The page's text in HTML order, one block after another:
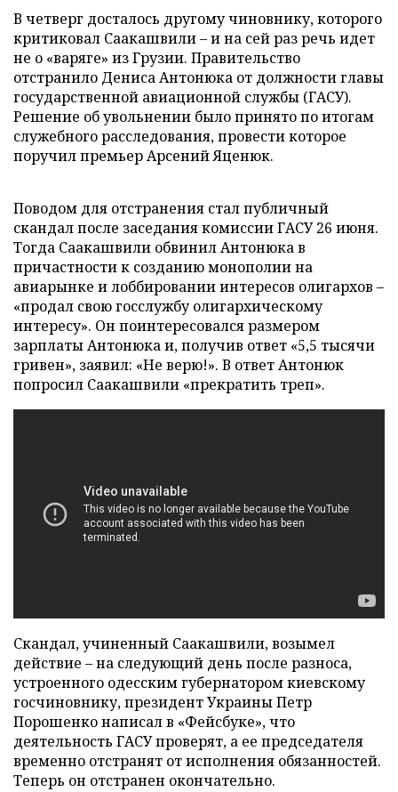
В четверг досталось другому чиновнику, которого
критиковал Саакашвили – и на сей раз речь идет
не о «варяге» из Грузии. Правительство
отстранило Дениса Антонюка от должности главы
государственной авиационной службы (ГАСУ).
Решение об увольнении было принято по итогам
служебного расследования, провести которое
поручил премьер Арсений Яценюк.
Поводом для отстранения стал публичный
скандал после заседания комиссии ГАСУ 26 июня.
Тогда Саакашвили обвинил Антонюка в
причастности к созданию монополии на
авиарынке и лоббировании интересов олигархов –
«продал свою госслужбу олигархическому
интересу». Он поинтересовался размером
зарплаты Антонюка и, получив ответ «5,5 тысячи
гривен», заявил: «Не верю!». В ответ Антонюк
попросил Саакашвили «прекратить треп».
Скандал, учиненный Саакашвили, возымел
действие – на следующий день после разноса,
устроенного одесским губернатором киевскому
госчиновнику, президент Украины Петр
Порошенко написал в «Фейсбуке», что
деятельность ГАСУ проверят, а ее председателя
временно отстранят от исполнения обязанностей.
Теперь он отстранен окончательно.